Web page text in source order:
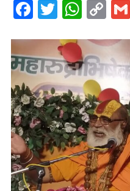
Facebook
Twitter